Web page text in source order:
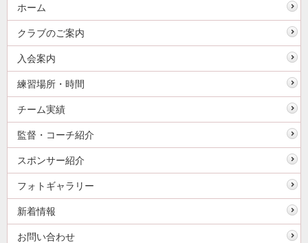
ホーム
クラブのご案内
入会案内
練習場所・時間
チーム実績
監督・コーチ紹介
スポンサー紹介
フォトギャラリー
新着情報
お問い合わせ